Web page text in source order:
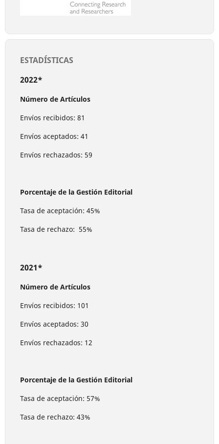
ESTADÍSTICAS
2022*
Número de Artículos
Envíos recibidos: 81
Envíos aceptados: 41
Envíos rechazados: 59
Porcentaje de la Gestión Editorial
Tasa de aceptación: 45%
Tasa de rechazo: 55%
2021*
Número de Artículos
Envíos recibidos: 101
Envíos aceptados: 30
Envíos rechazados: 12
Porcentaje de la Gestión Editorial
Tasa de aceptación: 57%
Tasa de rechazo: 43%